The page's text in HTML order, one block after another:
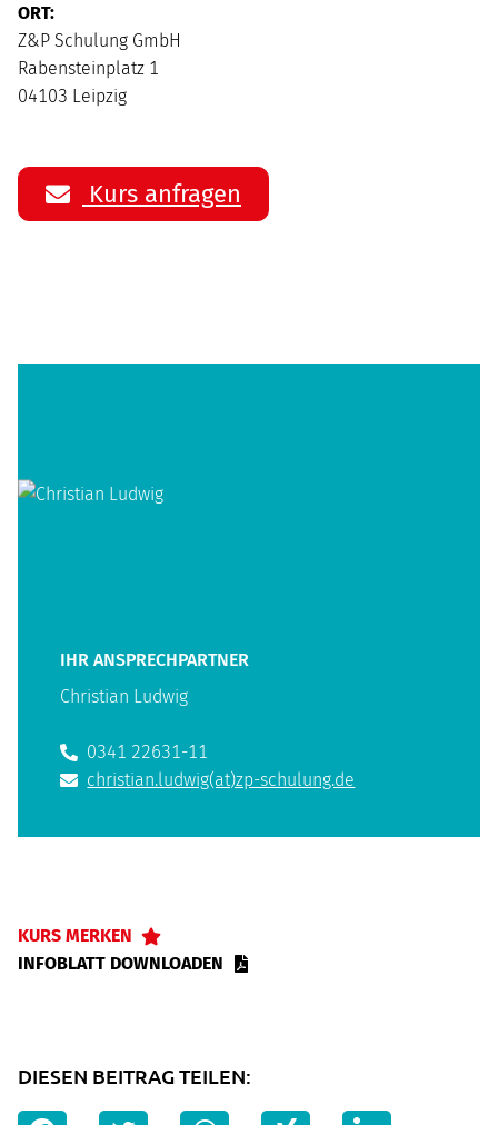
ORT:
Z&P Schulung GmbH
Rabensteinplatz 1
04103 Leipzig
Kurs anfragen
IHR ANSPRECHPARTNER
Christian Ludwig
0341 22631-11
christian.ludwig(at)zp-schulung.de
KURS MERKEN
INFOBLATT DOWNLOADEN
DIESEN BEITRAG TEILEN: